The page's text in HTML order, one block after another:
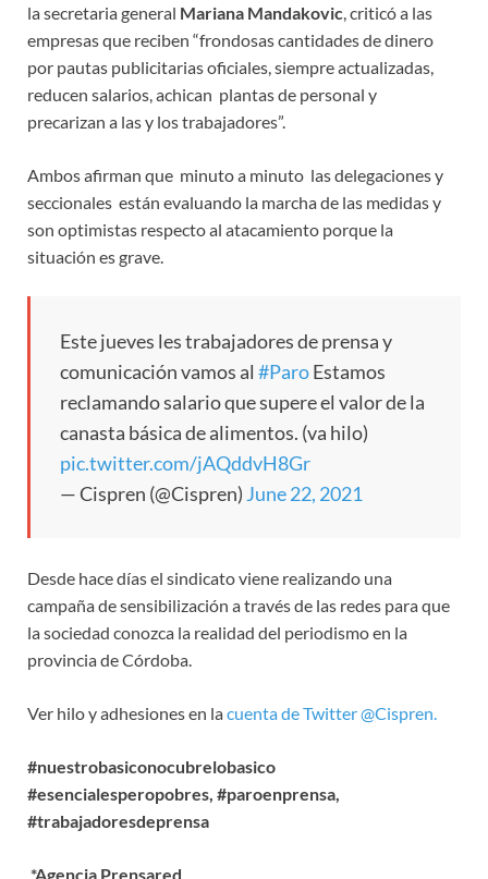
la secretaria general Mariana Mandakovic, criticó a las
empresas que reciben “frondosas cantidades de dinero
por pautas publicitarias oficiales, siempre actualizadas,
reducen salarios, achican plantas de personal y
precarizan a las y los trabajadores”.
Ambos afirman que minuto a minuto las delegaciones y
seccionales están evaluando la marcha de las medidas y
son optimistas respecto al atacamiento porque la
situación es grave.
Este jueves les trabajadores de prensa y
comunicación vamos al #ParoEstamos
reclamando salario que supere el valor de la
canasta básica de alimentos. (va hilo)
pic.twitter.com/jAQddvH8Gr
— Cispren (@Cispren) June 22, 2021
Desde hace días el sindicato viene realizando una
campaña de sensibilización a través de las redes para que
la sociedad conozca la realidad del periodismo en la
provincia de Córdoba.
Ver hilo y adhesiones en lacuenta de Twitter @Cispren.
#nuestrobasiconocubrelobasico
#esencialesperopobres, #paroenprensa,
#trabajadoresdeprensa
*Agencia Prensared